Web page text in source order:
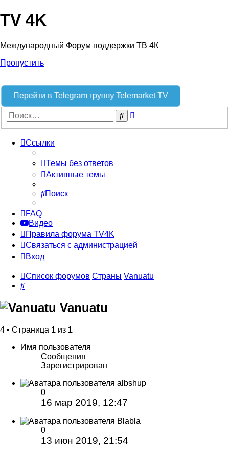
TV 4K
Международный Форум поддержки ТВ 4К
Пропустить
Перейти в Telegram группу Telemarket TV
Поиск
Ссылки
Темы без ответов
Активные темы
Поиск
FAQ
Видео
Правила форума TV4K
Связаться с администрацией
Вход
Список форумов Страны Vanuatu
Поиск
Vanuatu
4 • Страница 1 из 1
Имя пользователя
Сообщения
Зарегистрирован
albshup
0
16 мар 2019, 12:47
Blabla
0
13 июн 2019, 21:54